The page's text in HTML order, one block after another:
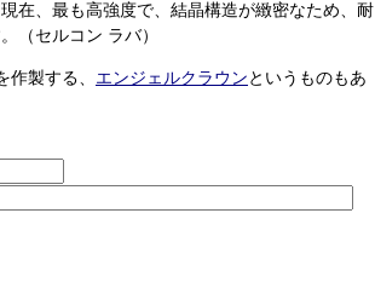
在、最も高強度で、結晶構造が緻密なため、耐
（セルコン ラバ）
作製する、 エンジェルクラウン というものもあ